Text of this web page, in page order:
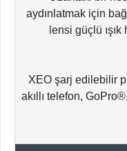
aydınlatmak için
lensi güçlü
XEO şarj edilebilir
akıllı telefon,